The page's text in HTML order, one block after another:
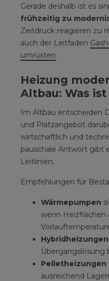
Gerade deshalb ist es
frühzeitig zu
Zeitdruck reagieren zu
auch der Leitfaden
umrüsten.
Heizung
Altbau: Was
Im Altbau entscheiden
und Platzangebot
wirtschaftlich und
pauschale Antwort gibt
Leitlinien.
Empfehlungen für
Wärmepumpen
wenn Heizflächen
Hybridheizungen
Übergangslösung
Pelletheizungen
ausreichend